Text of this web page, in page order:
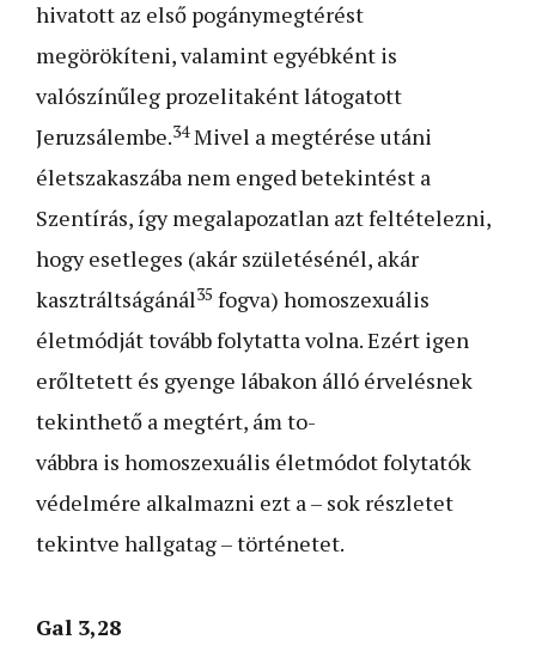
hivatott az első pogánymegtérést
megörökíteni, valamint egyébként is
valószínűleg prozelitaként látogatott
Jeruzsálembe.34Mivel a megtérése utáni
életszakaszába nem enged betekintést a
Szentírás, így megalapozatlan azt feltételezni,
hogy esetleges (akár születésénél, akár
kasztráltságánál35 fogva) homoszexuális
életmódját tovább folytatta volna. Ezért igen
erőltetett és gyenge lábakon álló érvelésnek
tekinthető a megtért, ám to-
vábbra is homoszexuális életmódot folytatók
védelmére alkalmazni ezt a – sok részletet
tekintve hallgatag – történetet.
Gal 3,28